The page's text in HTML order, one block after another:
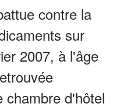
contre la
sur
2007, à l'âge
chambre d'hôtel